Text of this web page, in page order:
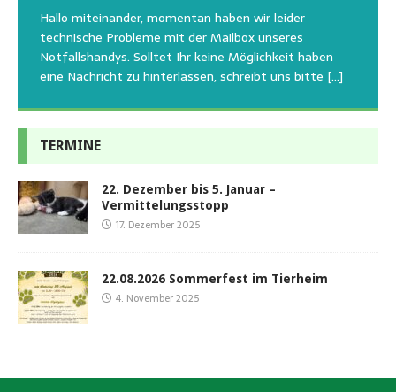
Hallo miteinander, momentan haben wir leider
technische Probleme mit der Mailbox unseres
Notfallshandys. Solltet Ihr keine Möglichkeit haben
eine Nachricht zu hinterlassen, schreibt uns bitte […]
Tierschutzinitiative Haßberge natürlich, wie auch in
den letzten 20 Jahren, immer noch für alle verwaisten
oder[…]
Sommerfest das Hundehaus zum Schutz unserer Tiere
geschlossen bleibt.Viele unserer Hunde erleben einen
emotionalen Stress bei Begegnung[…]
die gesteigerten Kosten auch uns so richtig in die Knie
und[…]
TERMINE
22. Dezember bis 5. Januar –
Vermittelungsstopp
17. Dezember 2025
22.08.2026 Sommerfest im Tierheim
4. November 2025